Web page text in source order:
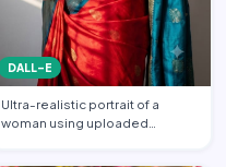
DALL-E
Ultra-realistic portrait of a
woman using uploaded